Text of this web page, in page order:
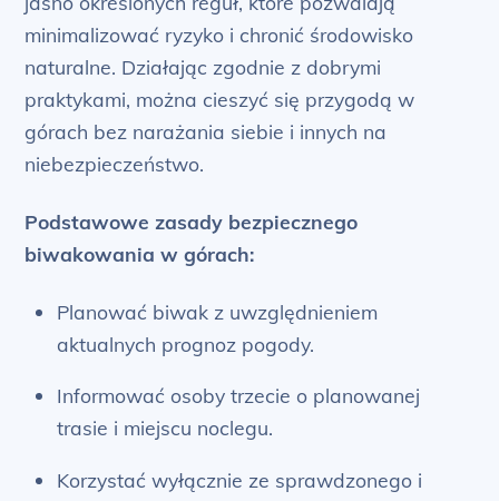
minimalizować ryzyko i chronić środowisko
naturalne. Działając zgodnie z dobrymi
praktykami, można cieszyć się przygodą w
górach bez narażania siebie i innych na
niebezpieczeństwo.
Podstawowe zasady bezpiecznego
biwakowania w górach:
Planować biwak z uwzględnieniem
aktualnych prognoz pogody.
Informować osoby trzecie o planowanej
trasie i miejscu noclegu.
Korzystać wyłącznie ze sprawdzonego i